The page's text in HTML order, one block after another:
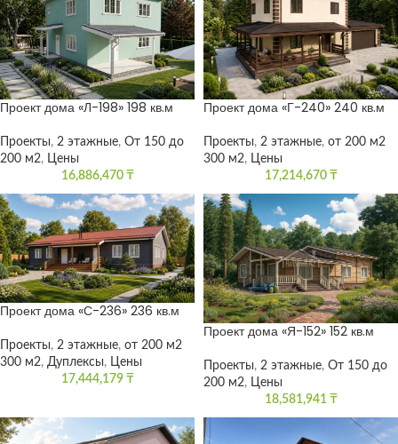
Проект дома «Л-198» 198 кв.м
Проекты, 2 этажные, От 150 до
200 м2, Цены
16,886,470 ₸
Проект дома «Г-240» 240 кв.м
Проекты, 2 этажные, от 200 м2
300 м2, Цены
17,214,670 ₸
Проект дома «С-236» 236 кв.м
Проекты, 2 этажные, от 200 м2
300 м2, Дуплексы, Цены
17,444,179 ₸
Проект дома «Я-152» 152 кв.м
Проекты, 2 этажные, От 150 до
200 м2, Цены
18,581,941 ₸